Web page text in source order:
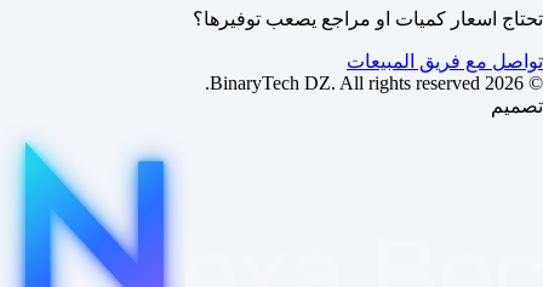
تحتاج اسعار كميات او مراجع يصعب توفيرها؟
تواصل مع فريق المبيعات
© 2026 BinaryTech DZ. All rights reserved.
تصميم